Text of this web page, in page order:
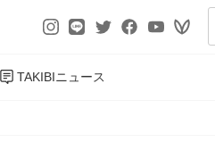
TAKIBIニュース